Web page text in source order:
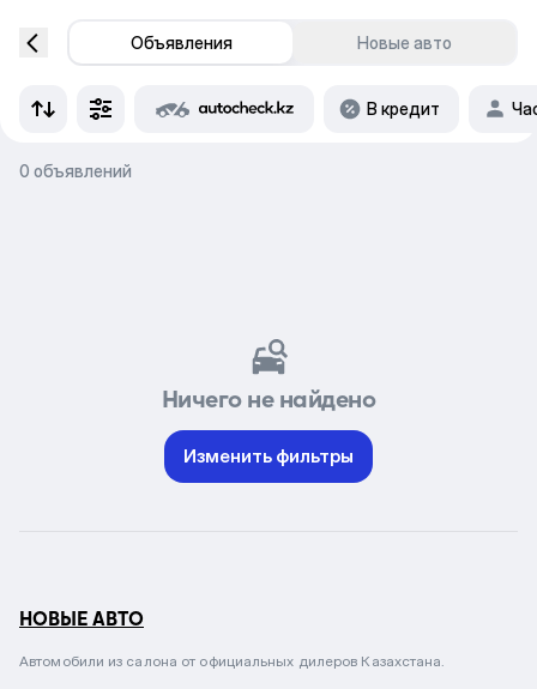
Объявления Новые авто
В кредит
0 объявлений
Ничего не найдено
Изменить фильтры
НОВЫЕ АВТО
Автомобили из салона от официальных дилеров Казахстана.